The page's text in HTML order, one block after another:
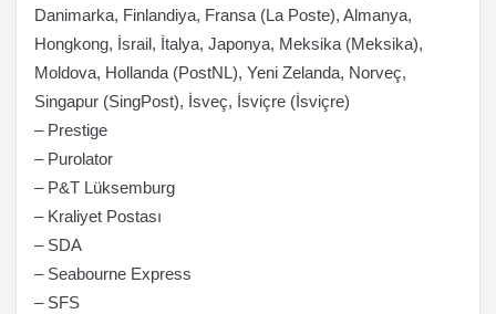
Danimarka, Finlandiya, Fransa (La Poste), Almanya,
Hongkong, İsrail, İtalya, Japonya, Meksika (Meksika),
Moldova, Hollanda (PostNL), Yeni Zelanda, Norveç,
Singapur (SingPost), İsveç, İsviçre (İsviçre)
– Prestige
– Purolator
– P&T Lüksemburg
– Kraliyet Postası
– SDA
– Seabourne Express
– SFS